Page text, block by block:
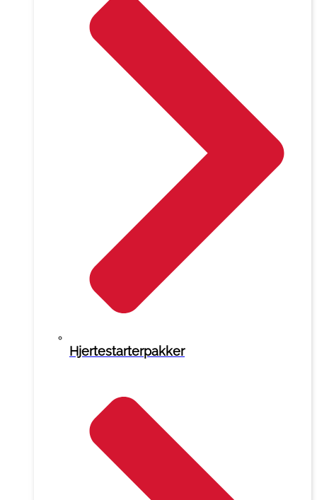
Hjertestarterpakker